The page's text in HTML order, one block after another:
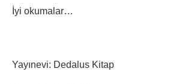
İyi okumalar…
Yayınevi: Dedalus Kitap